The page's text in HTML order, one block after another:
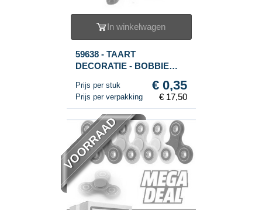
In winkelwagen
59638 - TAART
DECORATIE - BOBBIE
Prijs per stuk € 0,35
Prijs per verpakking € 17,50
VOORRAAD